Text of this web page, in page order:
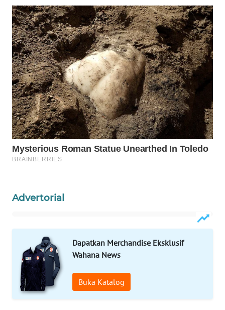
Advertorial
Dapatkan Merchandise Eksklusif
Wahana News
Buka Katalog
PERSONA
WAHANA
OTOMOTIF
WAHANA
HEALTH
WAHANA
DESA
WISATA
LAPAK
WAHANA
Network
LISTRIK
MASYARAKAT
KELISTRIKAN
WALINKI